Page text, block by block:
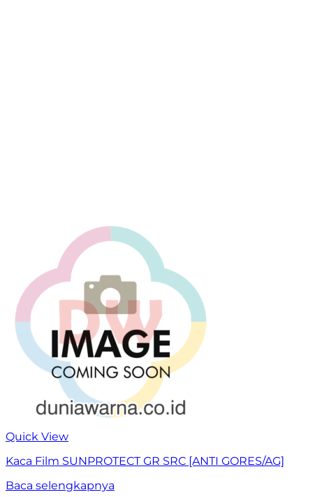
Quick View
Kaca Film SUNPROTECT GR SRC [ANTI GORES/AG]
Baca selengkapnya